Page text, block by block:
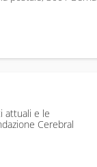
attuali e le
Cerebral